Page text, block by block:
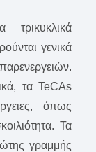
γενικά
τα TeCAs
όπως
Τα
γραμμής